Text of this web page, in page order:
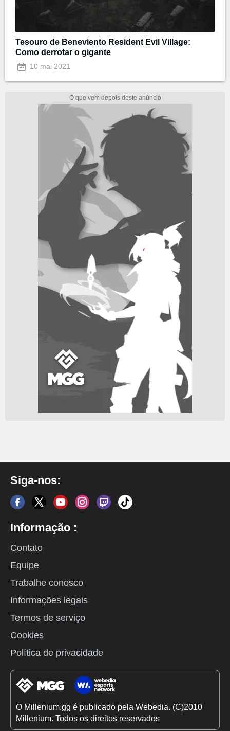
Tesouro de Beneviento Resident Evil Village:
Como derrotar o gigante
10 mai 2021
Siga-nos:
Informação :
Contato
Equipe
Trabalhe conosco
Informações legais
Termos de serviço
Cookies
Política de privacidade
O Millenium.gg é publicado pela Webedia. (C)2010
Millenium. Todos os direitos reservados